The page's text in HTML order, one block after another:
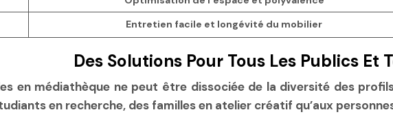
Entretien facile et longévité du mobilier
Des Solutions Pour Tous Les Publics Et
en médiathèque ne peut être dissociée de la diversité des
en recherche, des familles en atelier créatif qu’aux